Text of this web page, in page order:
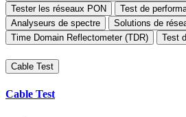
Tester les réseaux PON
Test de
Analyseurs de spectre
Solutions de
Time Domain Reflectometer (TDR)
Test
Cable Test
Cable Test